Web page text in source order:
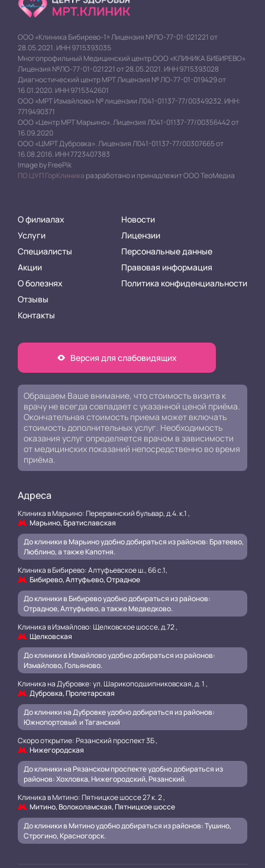
ООО «Клиника Бибирево-1» Лицензия №ЛО-77-01-021221 от
28.05.2021. ИНН 9715393035
Многопрофильный Медицинский центр ООО «КЛИНИКА БИБИРЕВО»
Лицензия №ЛО-77-01-021221 от 28.05.2021. ИНН 9715393028
Диагностический центр МРТ Лицензия № ЛО-77-01-019429 от
16.01.2020. ИНН 9715342601
ООО «МРТ Измайлово» № лицензии Л041-01137-77/00349232. ИНН:
7719490371
ООО «Центр МРТ Марьино». Лицензия Л041-01137-77/00356442 от
16.09.2020
ООО «ЦМРТ Дубровка». Лицензия Л041-01137-77/00307665 от
16.08.2016. ИНН 7723407383
Image by FreePik
ПО ЦУП ГорКлиника разработано и принадлежит ООО ТеоМедиа
О филиалах
Услуги
Специалисты
Акции
О болезнях
Отзывы
Контакты
Новости
Лицензии
Персональные данные
Правовая информация
Политика конфиденциальности
Версия для слабовидящих
Обращаем Ваше внимание, что стоимость визита к
врачу не всегда совпадает с указанной ценой приёма.
Окончательная стоимость приема может включать
стоимость дополнительных услуг. Необходимость
оказания услуг определяется врачом в зависимости
от медицинских показаний непосредственно во время
приёма.
Адреса
Клиника в Марьино: Перервинский бульвар, д.4. к.1 ,
Марьино, Братиславская
До клиники в Марьино удобно добираться из районов: Братеево,
Люблино, а также Капотня.
Клиника в Бибирево: Алтуфьевское ш., 66 с.1,
Бибирево, Алтуфьево, Отрадное
До клиники в Бибирево удобно добираться из районов:
Отрадное, Алтуфьево, а также Медведково.
Клиника в Измайлово: Щелковское шоссе, д.72 ,
Щелковская
До клиники в Измайлово удобно добираться из районов:
Измайлово, Гольяново.
Клиника на Дубровке: ул. Шарикоподшипниковская, д. 1 ,
Дубровка, Пролетарская
До клиники на Дубровке удобно добираться из районов:
Южнопортовый и Таганский.
Скоро открытие: Рязанский проспект 3Б ,
Нижегородская
До клиники на Рязанском проспекте удобно добираться из
районов: Хохловка, Нижегородский, Рязанский..
Клиника в Митино: Пятницкое шоссе 27 к. 2 ,
Митино, Волоколамская, Пятницкое шоссе
До клиники в Митино удобно добираться из районов: Тушино,
Строгино, Красногорск.